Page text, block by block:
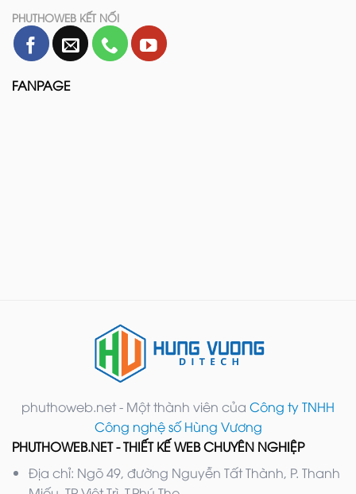
PHUTHOWEB KẾT NỐI
FANPAGE
phuthoweb.net - Một thành viên của Công ty TNHH
Công nghệ số Hùng Vương
PHUTHOWEB.NET - THIẾT KẾ WEB CHUYÊN NGHIỆP
Địa chỉ: Ngõ 49, đường Nguyễn Tất Thành, P. Thanh